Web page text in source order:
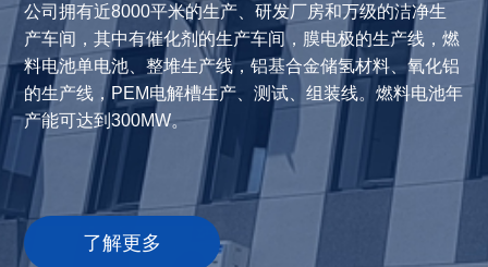
公司拥有近8000平米的生产、研发厂房和万级的洁净生
产车间，其中有催化剂的生产车间，膜电极的生产线，燃
料电池单电池、整堆生产线，铝基合金储氢材料、氧化铝
的生产线，PEM电解槽生产、测试、组装线。燃料电池年
产能可达到300MW。
了解更多